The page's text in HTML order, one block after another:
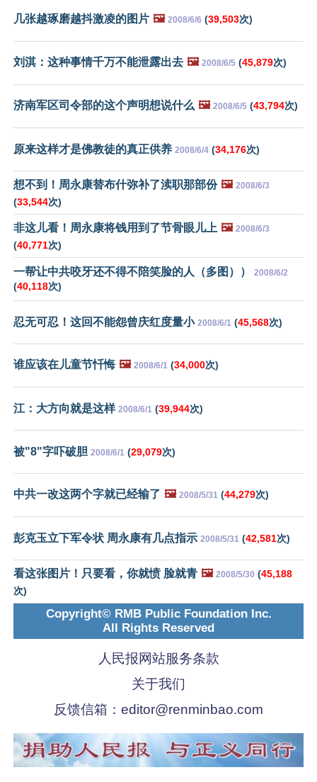
几张越琢磨越抖激凌的图片 🖼️ 2008/6/6 (39,503次)
刘淇：这种事情千万不能泄露出去 🖼️ 2008/6/5 (45,879次)
济南军区司令部的这个声明想说什么 🖼️ 2008/6/5 (43,794次)
原来这样才是佛教徒的真正供养 2008/6/4 (34,176次)
想不到！周永康替布什弥补了渎职那部份 🖼️ 2008/6/3
(33,544次)
非这儿看！周永康将钱用到了节骨眼儿上 🖼️ 2008/6/3
(40,771次)
一帮让中共咬牙还不得不陪笑脸的人（多图）） 2008/6/2
(40,118次)
忍无可忍！这回不能怨曾庆红度量小 2008/6/1 (45,568次)
谁应该在儿童节忏悔 🖼️ 2008/6/1 (34,000次)
江：大方向就是这样 2008/6/1 (39,944次)
被"8"字吓破胆 2008/6/1 (29,079次)
中共一改这两个字就已经输了 🖼️ 2008/5/31 (44,279次)
彭克玉立下军令状 周永康有几点指示 2008/5/31 (42,581次)
看这张图片！只要看，你就愤 脸就青 🖼️ 2008/5/30 (45,188
次)
Copyright© RMB Public Foundation Inc.
All Rights Reserved
人民报网站服务条款
关于我们
反馈信箱： editor@renminbao.com